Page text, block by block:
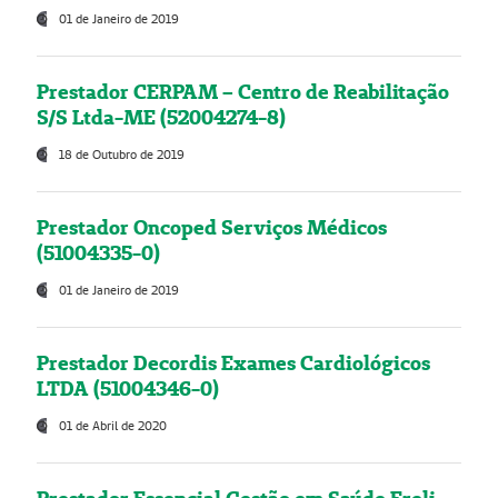
01 de Janeiro de 2019
Prestador CERPAM – Centro de Reabilitação
S/S Ltda-ME (52004274-8)
18 de Outubro de 2019
Prestador Oncoped Serviços Médicos
(51004335-0)
01 de Janeiro de 2019
Prestador Decordis Exames Cardiológicos
LTDA (51004346-0)
01 de Abril de 2020